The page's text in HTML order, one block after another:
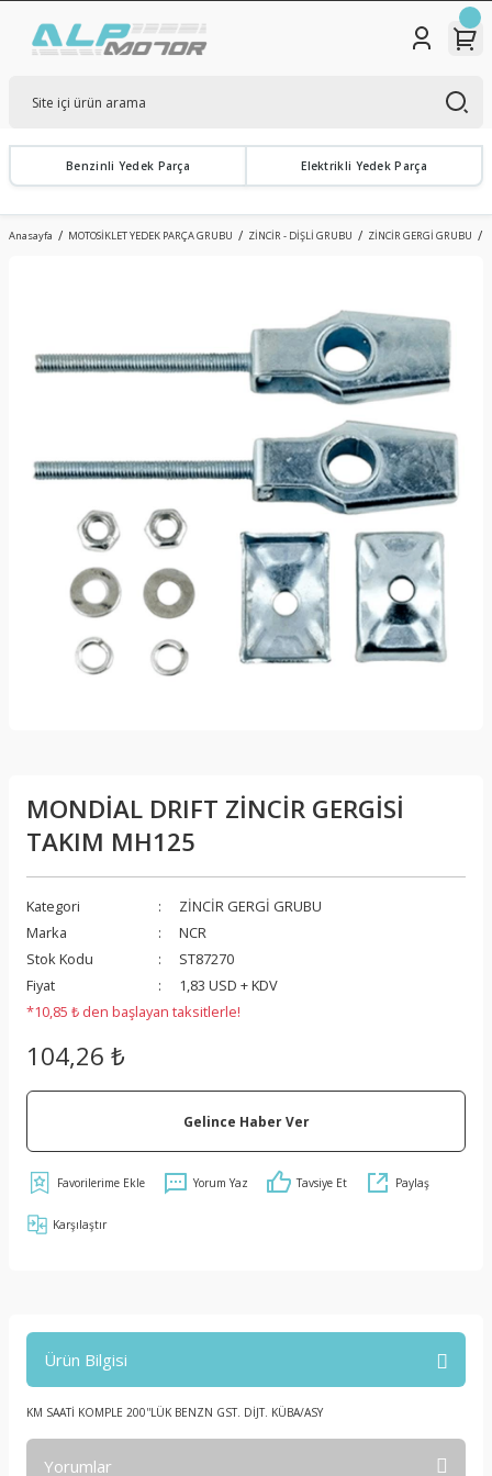
Benzinli Yedek Parça Elektrikli Yedek Parça
Anasayfa MOTOSİKLET YEDEK PARÇA GRUBU ZİNCİR - DİŞLİ GRUBU ZİNCİR GERGİ GRUBU
MONDİAL DRIFT ZİNCİR GERGİSİ
TAKIM MH125
Kategori
ZİNCİR GERGİ GRUBU
Marka
NCR
Stok Kodu
ST87270
Fiyat
1,83 USD + KDV
*10,85 ₺ den başlayan taksitlerle!
104,26 ₺
Gelince Haber Ver
Yorum Yaz Tavsiye Et Paylaş
Karşılaştır
Ürün Bilgisi
KM SAATİ KOMPLE 200''LÜK BENZN GST. DİJT. KÜBA/ASY
Yorumlar